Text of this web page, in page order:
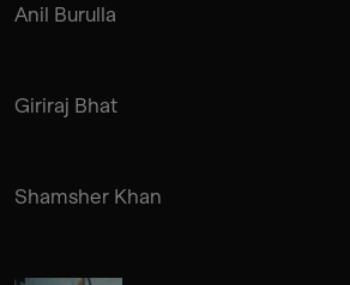
Anil Burulla
Giriraj Bhat
Shamsher Khan